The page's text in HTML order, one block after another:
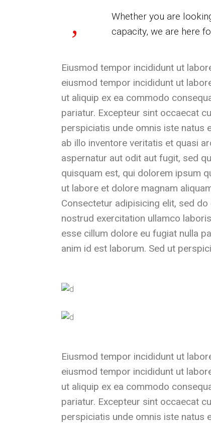
Whether you are
capacity, we are here
Eiusmod tempor incididunt ut
eiusmod tempor incididunt ut
ut aliquip ex ea commodo
pariatur. Excepteur sint occaecat
perspiciatis unde omnis iste natus
ab illo inventore veritatis et quasi
aspernatur aut odit aut fugit, sed
quisquam est, qui dolorem ipsum
ut labore et dolore magnam
Consectetur adipisicing elit, sed
nostrud exercitation ullamco
esse cillum dolore eu fugiat nulla
anim id est laborum. Sed ut
Eiusmod tempor incididunt ut
eiusmod tempor incididunt ut
ut aliquip ex ea commodo
pariatur. Excepteur sint occaecat
perspiciatis unde omnis iste natus